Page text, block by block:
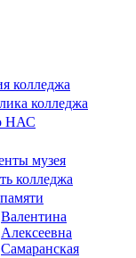
колледжа
колледжа
НАС
музея
колледжа
Валентина
Алексеевна
Самаранская